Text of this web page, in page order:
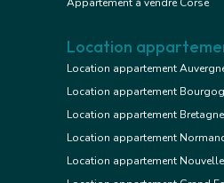
Location
Location appartement
Location appartement
Location appartement Bretagne
Location appartement
Location appartement